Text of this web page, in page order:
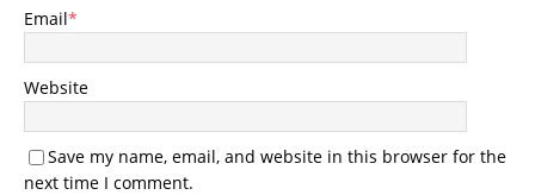
Email*
Website
Save my name, email, and website in this browser for the
next time I comment.